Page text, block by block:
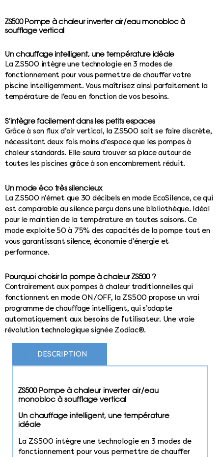
ZS500 Pompe à chaleur inverter air/eau monobloc à
soufflage vertical
Un chauffage intelligent, une température idéale
La ZS500 intègre une technologie en 3 modes de
fonctionnement pour vous permettre de chauffer votre
piscine intelligemment. Vous maîtrisez ainsi parfaitement la
température de l’eau en fonction de vos besoins.
S’intègre facilement dans les petits espaces
Grâce à son flux d’air vertical, la ZS500 sait se faire discrète,
nécessitant deux fois moins d’espace que les pompes à
chaleur standards. Elle saura trouver sa place autour de
toutes les piscines grâce à son encombrement réduit.
Un mode éco très silencieux
La ZS500 n’émet que 30 décibels en mode EcoSilence, ce qui
est comparable au silence perçu dans une bibliothèque. Idéal
pour le maintien de la température en toutes saisons. Ce
mode exploite 50 à 75% des capacités de la pompe tout en
vous garantissant silence, économie d’énergie et
performance.
Pourquoi choisir la pompe à chaleur ZS500 ?
Contrairement aux pompes à chaleur traditionnelles qui
fonctionnent en mode ON/OFF, la ZS500 propose un vrai
programme de chauffage intelligent, qui s’adapte
automatiquement aux besoins de l’utilisateur. Une vraie
révolution technologique signée Zodiac®.
DESCRIPTION
ZS500 Pompe à chaleur inverter air/eau
monobloc à soufflage vertical
Un chauffage intelligent, une température
idéale
La ZS500 intègre une technologie en 3 modes de
fonctionnement pour vous permettre de chauffer